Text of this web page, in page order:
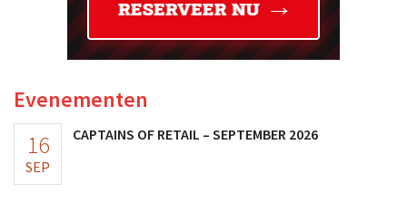
Evenementen
16
SEP
CAPTAINS OF RETAIL – SEPTEMBER 2026